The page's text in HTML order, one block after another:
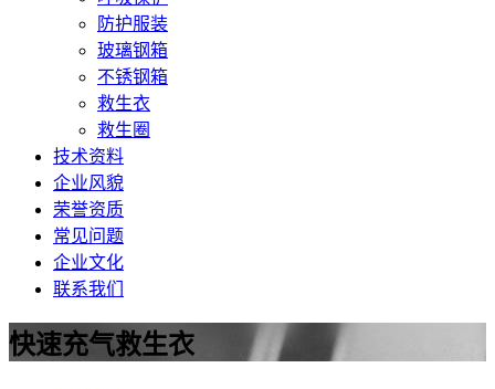
防护服装
玻璃钢箱
不锈钢箱
救生衣
救生圈
技术资料
企业风貌
荣誉资质
常见问题
企业文化
联系我们
快速充气救生衣